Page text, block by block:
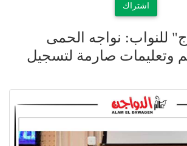
اشتراك
للنواب: نواجه الحمى
وتعليمات صارمة لتسجيل